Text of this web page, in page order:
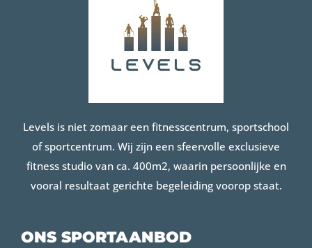
Levels is niet zomaar een fitnesscentrum, sportschool
of sportcentrum. Wij zijn een sfeervolle exclusieve
fitness studio van ca. 400m2, waarin persoonlijke en
vooral resultaat gerichte begeleiding voorop staat.
ONS SPORTAANBOD